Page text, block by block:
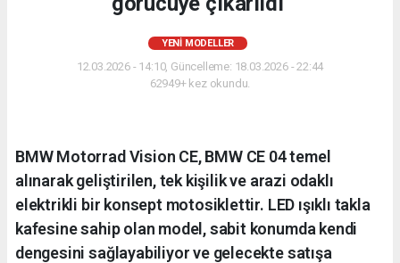
YENI MODELLER
12.03.2026 - 14:10, Güncelleme: 18.03.2026 - 22:44
62949+ kez okundu.
BMW Motorrad Vision CE, BMW CE 04 temel
alınarak geliştirilen, tek kişilik ve arazi odaklı
elektrikli bir konsept motosiklettir. LED ışıklı takla
kafesine sahip olan model, sabit konumda kendi
dengesini sağlayabiliyor ve gelecekte satışa